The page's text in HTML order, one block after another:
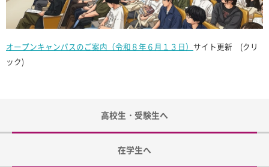
高校生・受験生へ
在学生へ
オープンキャンパスのご案内（令和８年６月１３日） サイト更新 (クリ
ック)